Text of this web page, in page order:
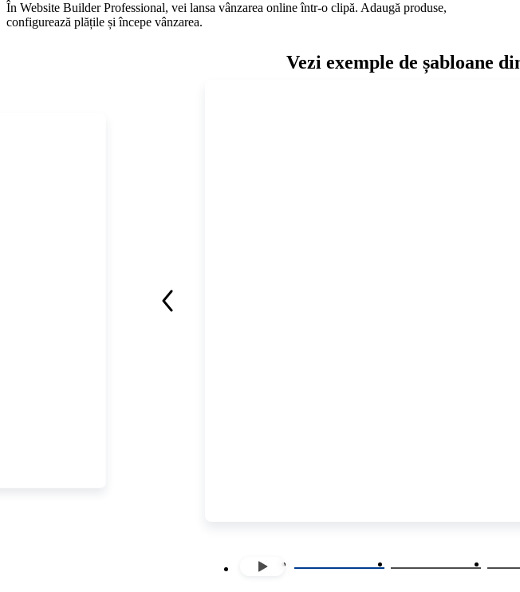
În Website Builder Professional, vei lansa vânzarea online într-o clipă. Adaugă produse,
configurează plățile și începe vânzarea.
Vezi exemple de șabloane